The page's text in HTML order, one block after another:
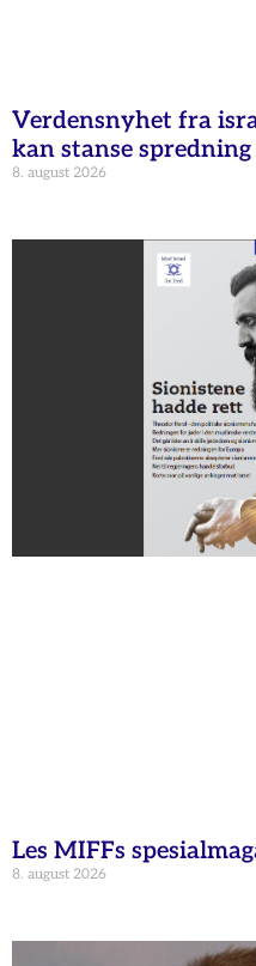
Verdensnyhet fra
kan stanse
8. august 2026
Les MIFFs
8. august 2026